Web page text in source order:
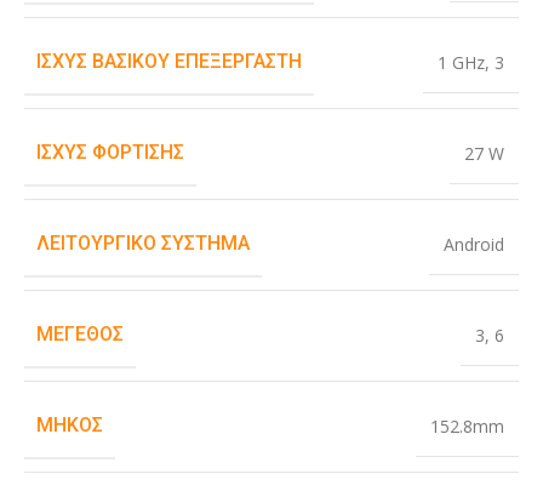
ΙΣΧΎΣ ΒΑΣΙΚΟΎ ΕΠΕΞΕΡΓΑΣΤΉ 1 GHz, 3
ΙΣΧΎΣ ΦΌΡΤΙΣΗΣ 27 W
ΛΕΙΤΟΥΡΓΙΚΌ ΣΎΣΤΗΜΑ Android
ΜΈΓΕΘΟΣ 3, 6
ΜΉΚΟΣ 152.8mm